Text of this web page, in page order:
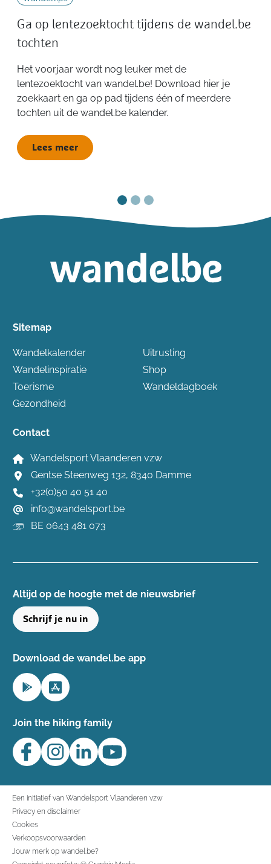
Ga op lentezoektocht tijdens de wandel.be
tochten
Het voorjaar wordt nog leuker met de
lentezoektocht van wandel.be! Download hier je
zoekkaart en ga op pad tijdens één of meerdere
tochten uit de wandel.be kalender.
Lees meer
Sitemap
Wandelkalender
Wandelinspiratie
Toerisme
Gezondheid
Uitrusting
Shop
Wandeldagboek
Contact
Wandelsport Vlaanderen vzw
Gentse Steenweg 132, 8340 Damme
+32(0)50 40 51 40
info@wandelsport.be
BE 0643 481 073
Altijd op de hoogte ​met de nieuwsbrief
Schrijf je nu in
Download de wandel.be app
Join the hiking family
Een initiatief van Wandelsport Vlaanderen vzw
Privacy en disclaimer
Cookies
Verkoopsvoorwaarden
Jouw merk op wandel.be?